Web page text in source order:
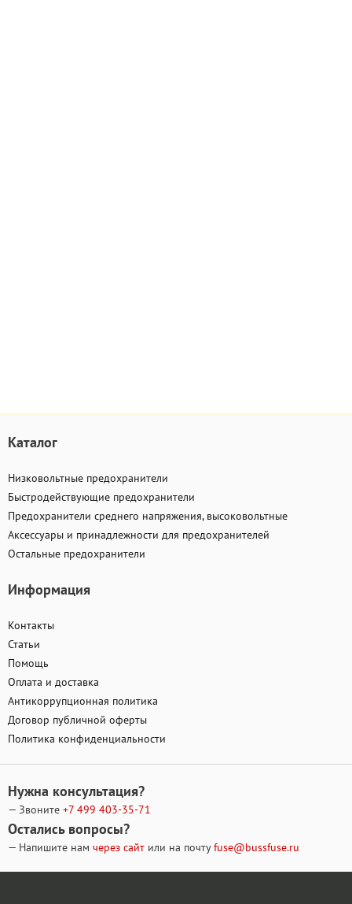
Каталог
Низковольтные предохранители
Быстродействующие предохранители
Предохранители среднего напряжения, высоковольтные
Аксессуары и принадлежности для предохранителей
Остальные предохранители
Информация
Контакты
Статьи
Помощь
Оплата и доставка
Антикоррупционная политика
Договор публичной оферты
Политика конфиденциальности
Нужна консультация?
— Звоните +7 499 403-35-71
Остались вопросы?
— Напишите нам через сайт или на почтуfuse@bussfuse.ru